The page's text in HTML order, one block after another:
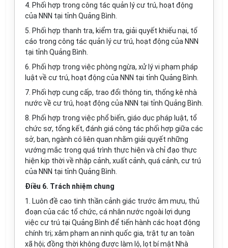
4. Phối hợp trong công tác quản lý cư trú, hoạt động
của NNN tại tỉnh Quảng Bình.
5. Phối hợp thanh tra, kiểm tra, giải quyết khiếu nại, tố
cáo trong công tác quản lý cư trú, hoạt động của NNN
tại tỉnh Quảng Bình.
6. Phối hợp trong việc phòng ngừa, xử lý vi phạm pháp
luật về cư trú, hoạt động của NNN tại tỉnh Quảng Bình.
7. Phối hợp cung cấp, trao đổi thông tin, thống kê nhà
nước về cư trú, hoạt động của NNN tại tỉnh Quảng Bình.
8. Phối hợp trong việc phổ biến, giáo dục pháp luật, tổ
chức sơ, tổng kết, đánh giá công tác phối hợp giữa các
sở, ban, ngành có liên quan nhằm giải quyết những
vướng mắc trong quá trình thực hiện và chỉ đạo thực
hiện kịp thời về nhập cảnh, xuất cảnh, quá cảnh, cư trú
của NNN tại tỉnh Quảng Bình.
Điều 6. Trách nhiệm chung
1. Luôn đề cao tinh thần cảnh giác trước âm mưu, thủ
đoạn của các tổ chức, cá nhân nước ngoài l ợi dụng
việc cư trú tại Quảng Bình để tiến hành các hoạt động
chính trị; xâm phạm an ninh quốc gia, trật tự an toàn
xã hội; đồng thời không được làm lộ, lọt bí mật Nhà